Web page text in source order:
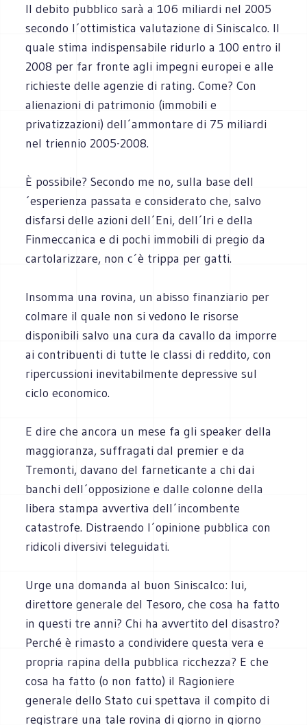
Il debito pubblico sarà a 106 miliardi nel 2005
secondo l´ottimistica valutazione di Siniscalco. Il
quale stima indispensabile ridurlo a 100 entro il
2008 per far fronte agli impegni europei e alle
richieste delle agenzie di rating. Come? Con
alienazioni di patrimonio (immobili e
privatizzazioni) dell´ammontare di 75 miliardi
nel triennio 2005-2008.
È possibile? Secondo me no, sulla base dell
´esperienza passata e considerato che, salvo
disfarsi delle azioni dell´Eni, dell´Iri e della
Finmeccanica e di pochi immobili di pregio da
cartolarizzare, non c´è trippa per gatti.
Insomma una rovina, un abisso finanziario per
colmare il quale non si vedono le risorse
disponibili salvo una cura da cavallo da imporre
ai contribuenti di tutte le classi di reddito, con
ripercussioni inevitabilmente depressive sul
ciclo economico.
E dire che ancora un mese fa gli speaker della
maggioranza, suffragati dal premier e da
Tremonti, davano del farneticante a chi dai
banchi dell´opposizione e dalle colonne della
libera stampa avvertiva dell´incombente
catastrofe. Distraendo l´opinione pubblica con
ridicoli diversivi teleguidati.
Urge una domanda al buon Siniscalco: lui,
direttore generale del Tesoro, che cosa ha fatto
in questi tre anni? Chi ha avvertito del disastro?
Perché è rimasto a condividere questa vera e
propria rapina della pubblica ricchezza? E che
cosa ha fatto (o non fatto) il Ragioniere
generale dello Stato cui spettava il compito di
registrare una tale rovina di giorno in giorno